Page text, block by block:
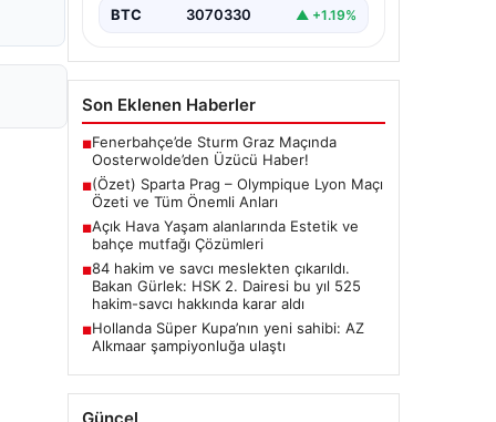
BTC 3070330 ▲ +1.19%
Son Eklenen Haberler
■Fenerbahçe’de Sturm Graz Maçında
Oosterwolde’den Üzücü Haber!
■(Özet) Sparta Prag – Olympique Lyon Maçı
Özeti ve Tüm Önemli Anları
■Açık Hava Yaşam alanlarında Estetik ve
bahçe mutfağı Çözümleri
■84 hakim ve savcı meslekten çıkarıldı.
Bakan Gürlek: HSK 2. Dairesi bu yıl 525
hakim-savcı hakkında karar aldı
■Hollanda Süper Kupa’nın yeni sahibi: AZ
Alkmaar şampiyonluğa ulaştı